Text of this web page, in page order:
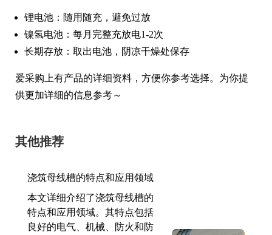
锂电池：随用随充，避免过放
镍氢电池：每月完整充放电1-2次
长期存放：取出电池，阴凉干燥处保存
爱采购上有产品的详细资料，方便你参考选择。为你提
供更加详细的信息参考～
其他推荐
浇筑母线槽的特点和应用领域
本文详细介绍了浇筑母线槽的
特点和应用领域。其特点包括
良好的电气、机械、防火和防